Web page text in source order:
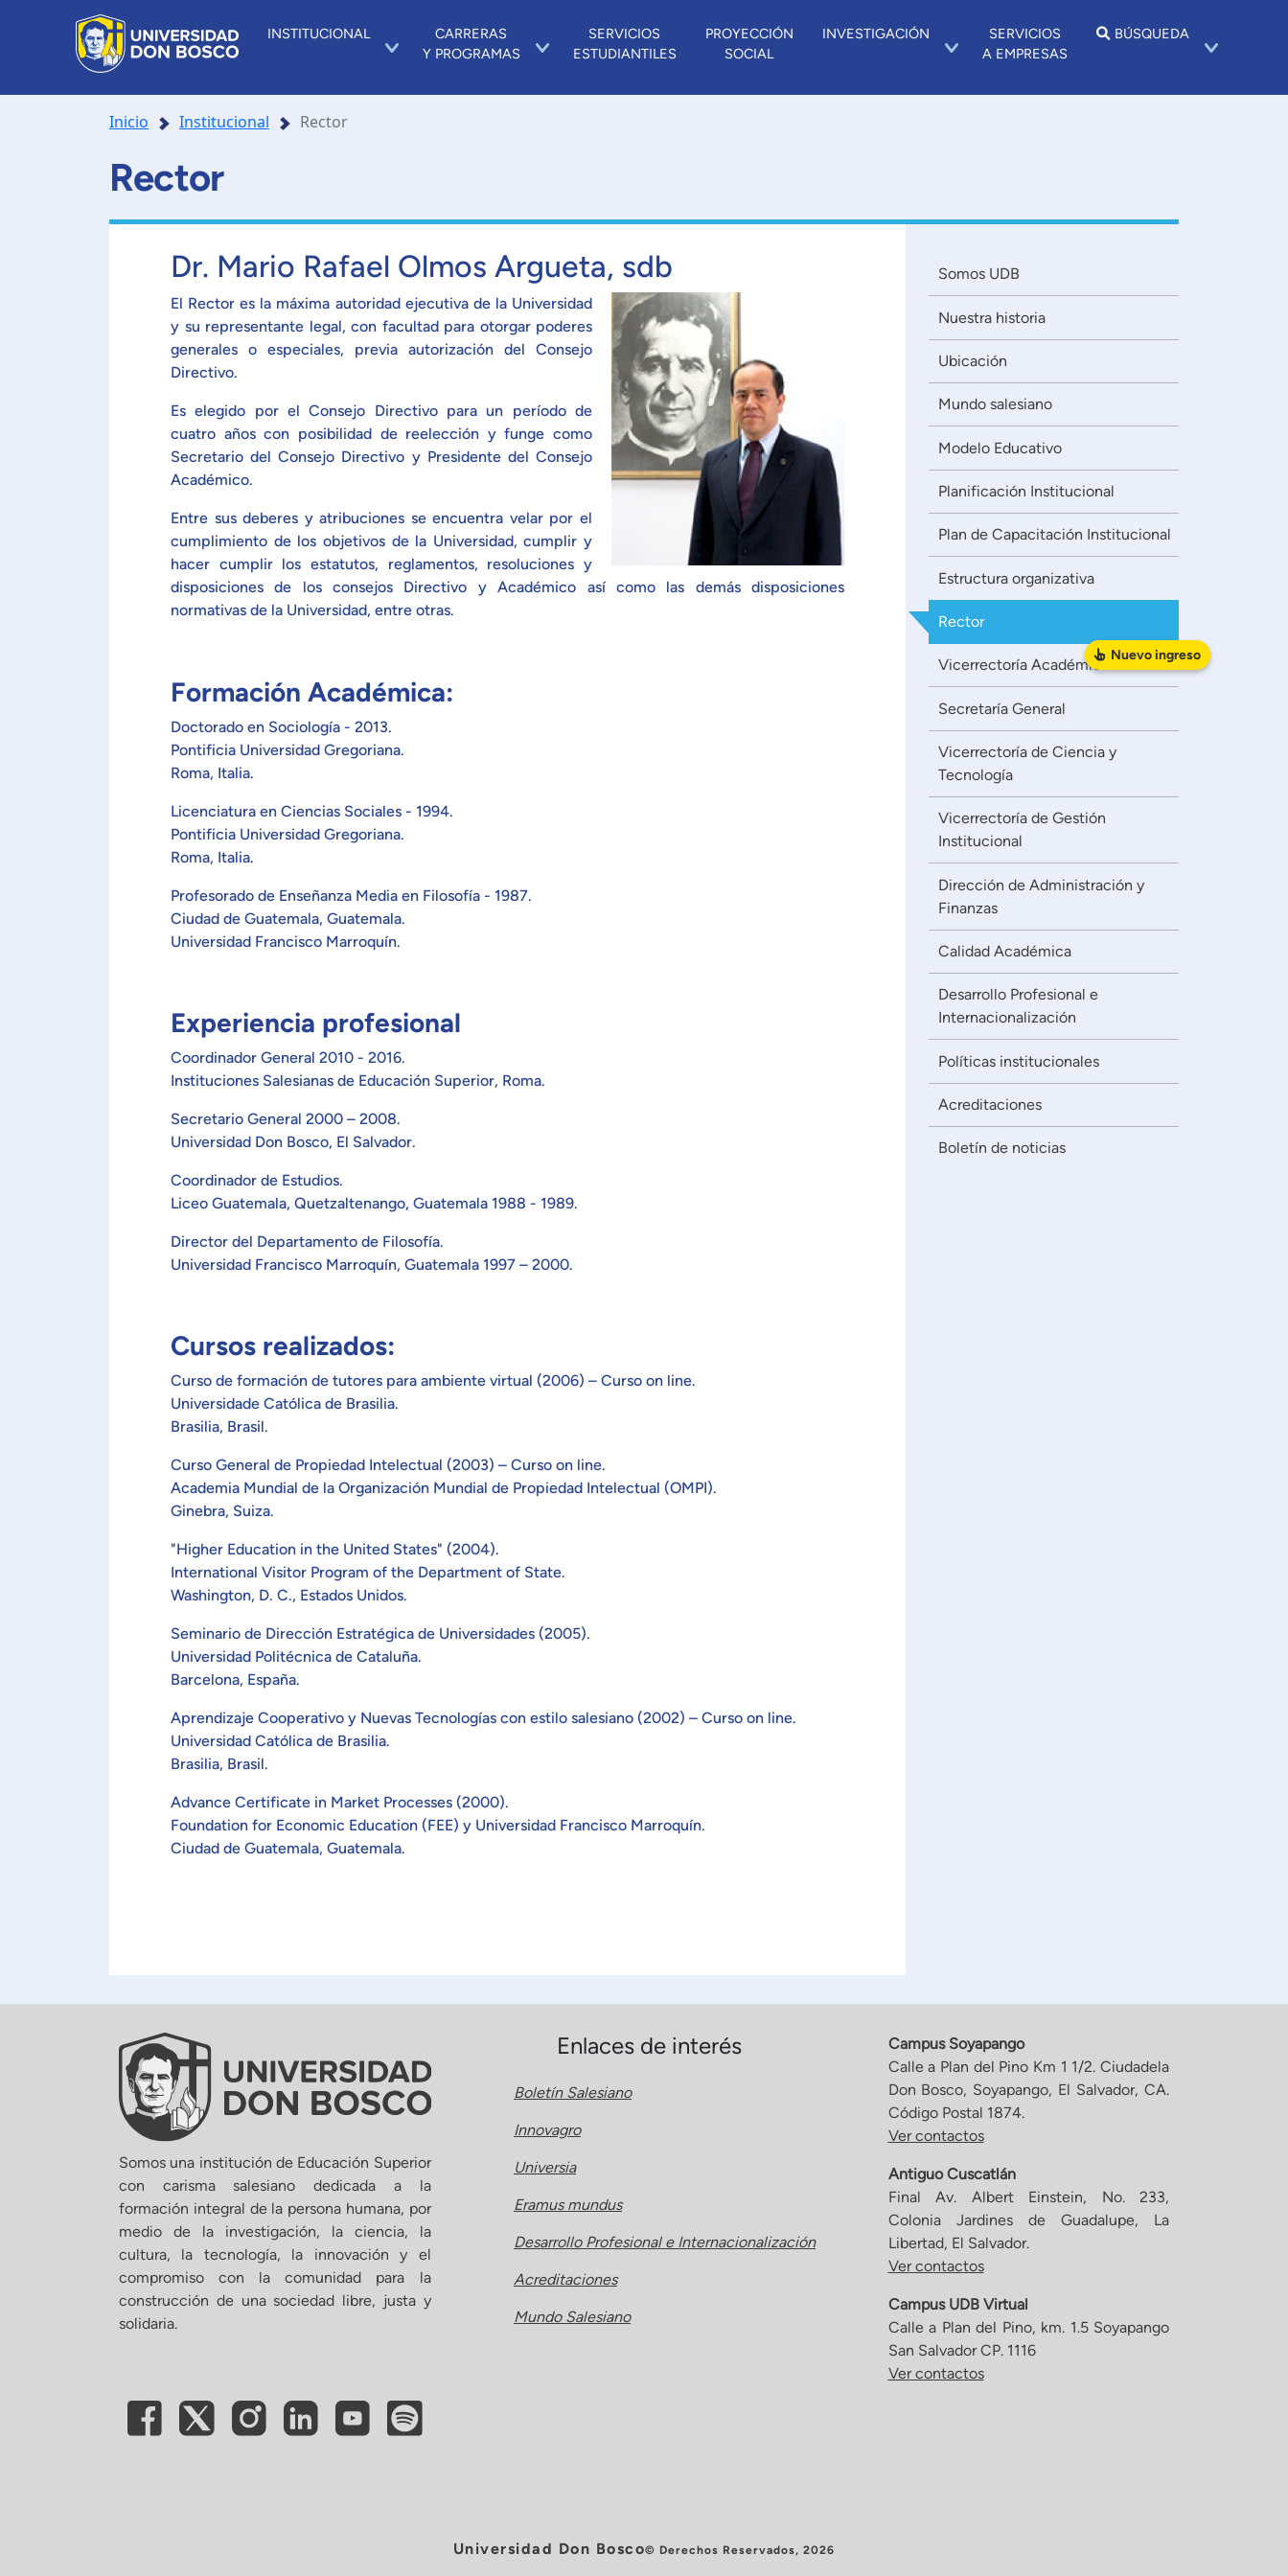
INSTITUCIONAL
CARRERAS
Y PROGRAMAS
SERVICIOS
ESTUDIANTILES
PROYECCIÓN
SOCIAL
INVESTIGACIÓN
SERVICIOS
A EMPRESAS
BÚSQUEDA
Inicio Institucional Rector
Rector
Dr. Mario Rafael Olmos Argueta, sdb
El Rector es la máxima autoridad ejecutiva de la Universidad
y su representante legal, con facultad para otorgar poderes
generales o especiales, previa autorización del Consejo
Directivo.
Es elegido por el Consejo Directivo para un período de
cuatro años con posibilidad de reelección y funge como
Secretario del Consejo Directivo y Presidente del Consejo
Académico.
Entre sus deberes y atribuciones se encuentra velar por el
cumplimiento de los objetivos de la Universidad, cumplir y
hacer cumplir los estatutos, reglamentos, resoluciones y
disposiciones de los consejos Directivo y Académico así como las demás disposiciones
normativas de la Universidad, entre otras.
Formación Académica:
Doctorado en Sociología - 2013.
Pontificia Universidad Gregoriana.
Roma, Italia.
Licenciatura en Ciencias Sociales - 1994.
Pontificia Universidad Gregoriana.
Roma, Italia.
Profesorado de Enseñanza Media en Filosofía - 1987.
Ciudad de Guatemala, Guatemala.
Universidad Francisco Marroquín.
Experiencia profesional
Coordinador General 2010 - 2016.
Instituciones Salesianas de Educación Superior, Roma.
Secretario General 2000 – 2008.
Universidad Don Bosco, El Salvador.
Coordinador de Estudios.
Liceo Guatemala, Quetzaltenango, Guatemala 1988 - 1989.
Director del Departamento de Filosofía.
Universidad Francisco Marroquín, Guatemala 1997 – 2000.
Cursos realizados:
Curso de formación de tutores para ambiente virtual (2006) – Curso on line.
Universidade Católica de Brasilia.
Brasilia, Brasil.
Curso General de Propiedad Intelectual (2003) – Curso on line.
Academia Mundial de la Organización Mundial de Propiedad Intelectual (OMPI).
Ginebra, Suiza.
"Higher Education in the United States" (2004).
International Visitor Program of the Department of State.
Washington, D. C., Estados Unidos.
Seminario de Dirección Estratégica de Universidades (2005).
Universidad Politécnica de Cataluña.
Barcelona, España.
Aprendizaje Cooperativo y Nuevas Tecnologías con estilo salesiano (2002) – Curso on line.
Universidad Católica de Brasilia.
Brasilia, Brasil.
Advance Certificate in Market Processes (2000).
Foundation for Economic Education (FEE) y Universidad Francisco Marroquín.
Ciudad de Guatemala, Guatemala.
Somos UDB
Nuestra historia
Ubicación
Mundo salesiano
Modelo Educativo
Planificación Institucional
Plan de Capacitación Institucional
Estructura organizativa
Rector
Vicerrectoría Académica
Secretaría General
Vicerrectoría de Ciencia y
Tecnología
Vicerrectoría de Gestión
Institucional
Dirección de Administración y
Finanzas
Calidad Académica
Desarrollo Profesional e
Internacionalización
Políticas institucionales
Acreditaciones
Boletín de noticias
Nuevoingreso
Somos una institución de Educación Superior
con carisma salesiano dedicada a la
formación integral de la persona humana, por
medio de la investigación, la ciencia, la
cultura, la tecnología, la innovación y el
compromiso con la comunidad para la
construcción de una sociedad libre, justa y
solidaria.
Enlaces de interés
Boletín Salesiano
Innovagro
Universia
Eramus mundus
Desarrollo Profesional e Internacionalización
Acreditaciones
Mundo Salesiano
Campus Soyapango
Calle a Plan del Pino Km 1 1/2. Ciudadela
Don Bosco, Soyapango, El Salvador, CA.
Código Postal 1874.
Ver contactos
Antiguo Cuscatlán
Final Av. Albert Einstein, No. 233,
Colonia Jardines de Guadalupe, La
Libertad, El Salvador.
Ver contactos
Campus UDB Virtual
Calle a Plan del Pino, km. 1.5 Soyapango
San Salvador CP. 1116
Ver contactos
Universidad Don Bosco© Derechos Reservados, 2026